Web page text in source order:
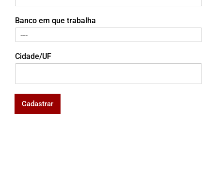
Banco em que trabalha
Cidade/UF
Cadastrar